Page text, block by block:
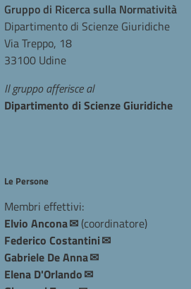
Gruppo di Ricerca sulla Normatività
Dipartimento di Scienze Giuridiche
Via Treppo, 18
33100 Udine
Il gruppo afferisce al
Dipartimento di Scienze Giuridiche
Le Persone
Membri effettivi:
Elvio Ancona
(coordinatore)
Federico Costantini​​
Gabriele De Anna
Elena D'Orlando